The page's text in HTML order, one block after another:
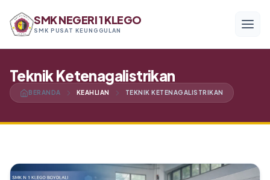
SMK NEGERI 1 KLEGO
SMK PUSAT KEUNGGULAN
Menu Utama
Beranda
Program Keahlian
Teknik Ketenagalistrikan
BERANDA KEAHLIAN TEKNIK KETENAGALISTRIKAN